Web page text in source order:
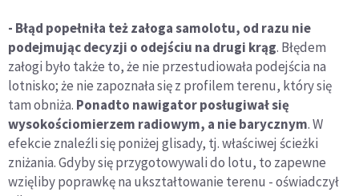
- Błąd popełniła też załoga samolotu, od razu nie
podejmując decyzji o odejściu na drugi krąg. Błędem
załogi było także to, że nie przestudiowała podejścia na
lotnisko; że nie zapoznała się z profilem terenu, który się
tam obniża. Ponadto nawigator posługiwał się
wysokościomierzem radiowym, a nie barycznym. W
efekcie znaleźli się poniżej glisady, tj. właściwej ścieżki
zniżania. Gdyby się przygotowywali do lotu, to zapewne
wzięliby poprawkę na ukształtowanie terenu - oświadczył